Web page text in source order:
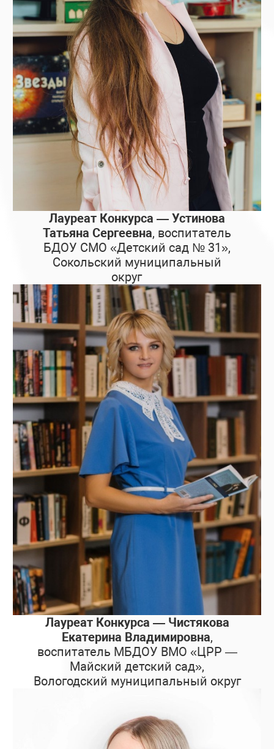
Лауреат Конкурса — Устинова
Татьяна Сергеевна, воспитатель
БДОУ СМО «Детский сад № 31»,
Сокольский муниципальный
округ
Лауреат Конкурса — Чистякова
Екатерина Владимировна,
воспитатель МБДОУ ВМО «ЦРР —
Майский детский сад»,
Вологодский муниципальный округ